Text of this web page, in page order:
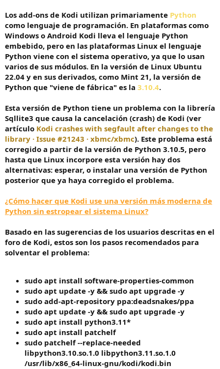
Los add-ons de Kodi utilizan primariamente Python
como lenguaje de programación. En plataformas como
Windows o Android Kodi lleva el lenguaje Python
embebido, pero en las plataformas Linux el lenguaje
Python viene con el sistema operativo, ya que lo usan
varios de sus módulos. En la versión de Linux Ubuntu
22.04 y en sus derivados, como Mint 21, la versión de
Python que "viene de fábrica" es la 3.10.4.
Esta versión de Python tiene un problema con la librería
Sqllite3 que causa la cancelación (crash) de Kodi (ver
artículo Kodi crashes with segfault after changes to the
library · Issue #21243 · xbmc/xbmc). Este problema está
corregido a partir de la versión de Python 3.10.5, pero
hasta que Linux incorpore esta versión hay dos
alternativas: esperar, o instalar una versión de Python
posterior que ya haya corregido el problema.
¿Cómo hacer que Kodi use una versión más moderna de
Python sin estropear el sistema Linux?
Basado en las sugerencias de los usuarios descritas en el
foro de Kodi, estos son los pasos recomendados para
solventar el problema:
sudo apt install software-properties-common
sudo apt update -y && sudo apt upgrade -y
sudo add-apt-repository ppa:deadsnakes/ppa
sudo apt update -y && sudo apt upgrade -y
sudo apt install python3.11*
sudo apt install patchelf
sudo patchelf --replace-needed
libpython3.10.so.1.0 libpython3.11.so.1.0
/usr/lib/x86_64-linux-gnu/kodi/kodi.bin